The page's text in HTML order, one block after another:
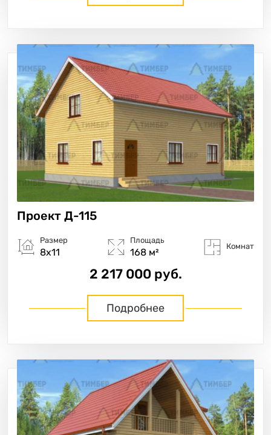
Проект Д-115
Размер
8х11
Площадь
168 м²
Комнат
2 217 000 руб.
Подробнее